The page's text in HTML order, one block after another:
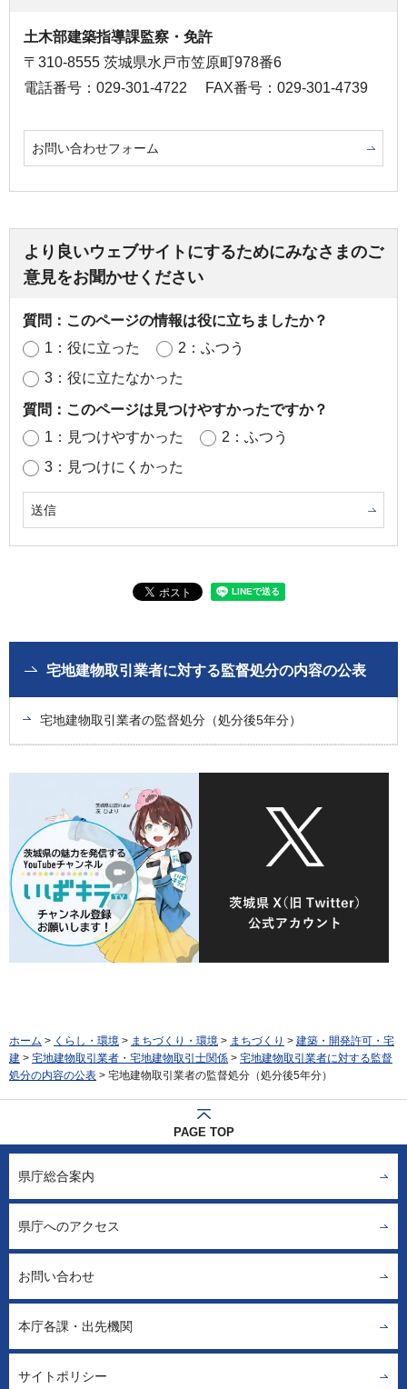
土木部建築指導課監察・免許
〒310-8555 茨城県水戸市笠原町978番6
電話番号：029-301-4722
FAX番号：029-301-4739
お問い合わせフォーム
より良いウェブサイトにするためにみなさまのご
意見をお聞かせください
質問：このページの情報は役に立ちましたか？
1：役に立った
2：ふつう
3：役に立たなかった
質問：このページは見つけやすかったですか？
1：見つけやすかった
2：ふつう
3：見つけにくかった
宅地建物取引業者に対する監督処分の内容の公表
宅地建物取引業者の監督処分（処分後5年分）
ホーム > くらし・環境 > まちづくり・環境 > まちづくり > 建築・開発許可・宅
建 > 宅地建物取引業者・宅地建物取引士関係 > 宅地建物取引業者に対する監督
処分の内容の公表 > 宅地建物取引業者の監督処分（処分後5年分）
PAGE TOP
県庁総合案内
県庁へのアクセス
お問い合わせ
本庁各課・出先機関
サイトポリシー